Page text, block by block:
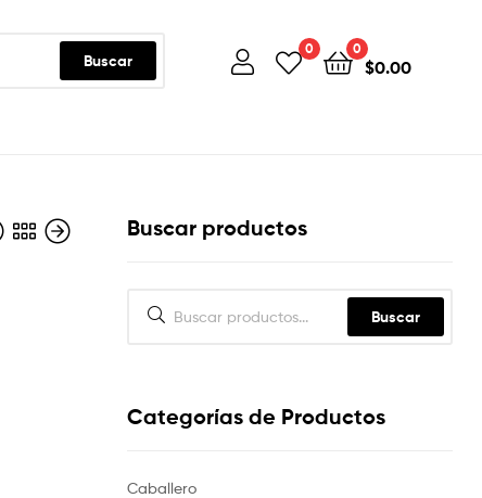
Buscar
0 0
$0.00
Buscar productos
Buscar
Categorías de Productos
Caballero